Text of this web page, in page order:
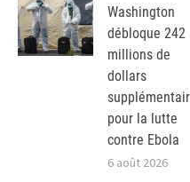
Washington
débloque 242
millions de
dollars
pour la lutte
contre Ebola
6 août 2026